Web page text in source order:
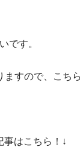
です。
ますので、こち
事はこちら！↓